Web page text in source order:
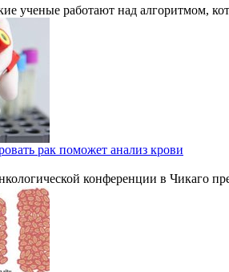
ученые работают над алгоритмом,
рак поможет анализ крови
конференции в Чикаго